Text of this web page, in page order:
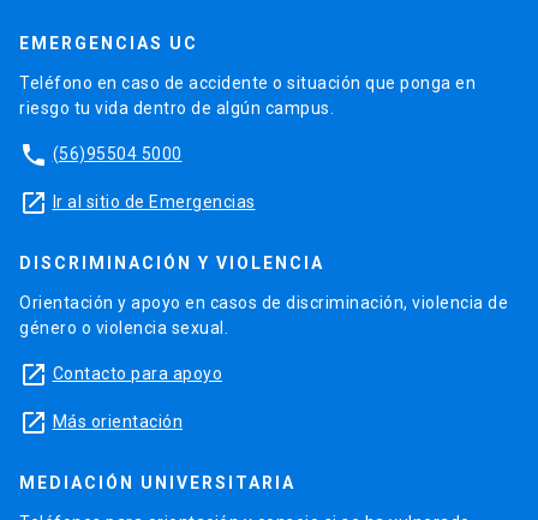
EMERGENCIAS UC
Teléfono en caso de accidente o situación que ponga en
riesgo tu vida dentro de algún campus.
phone (56)95504 5000
launch Ir al sitio de Emergencias
DISCRIMINACIÓN Y VIOLENCIA
Orientación y apoyo en casos de discriminación, violencia de
género o violencia sexual.
launch Contacto para apoyo
launch Más orientación
MEDIACIÓN UNIVERSITARIA